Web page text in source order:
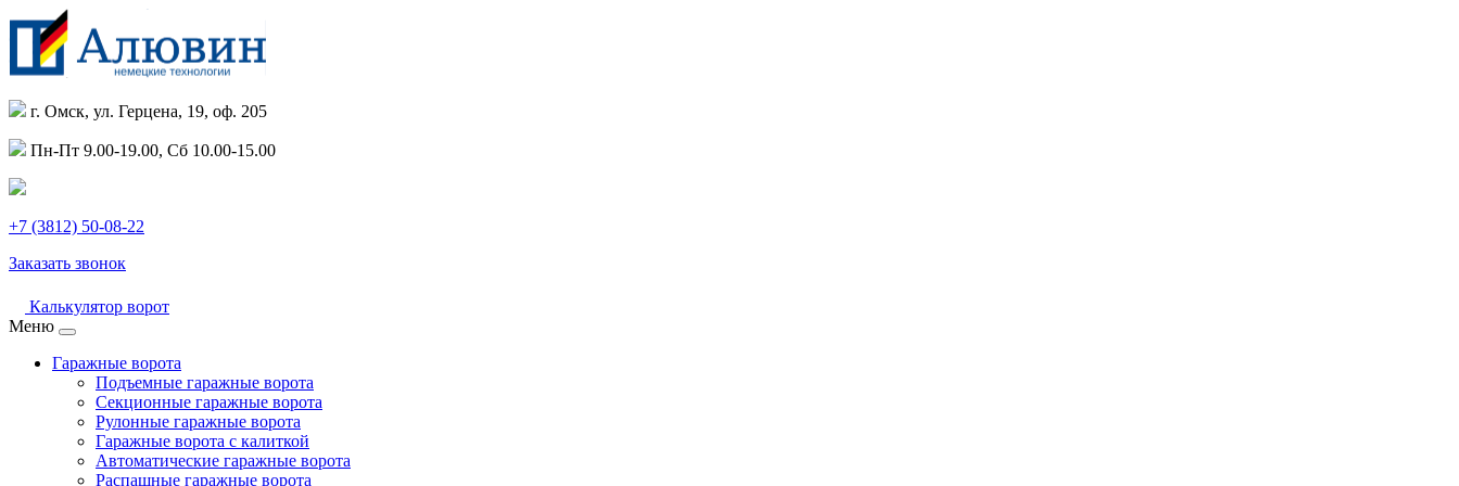
г. Омск, ул. Герцена, 19, оф. 205
Пн-Пт 9.00-19.00, Сб 10.00-15.00
+7 (3812) 50-08-22
Заказать звонок
Калькулятор ворот
Меню
Гаражные ворота
Подъемные гаражные ворота
Секционные гаражные ворота
Рулонные гаражные ворота
Гаражные ворота с калиткой
Автоматические гаражные ворота
Распашные гаражные ворота